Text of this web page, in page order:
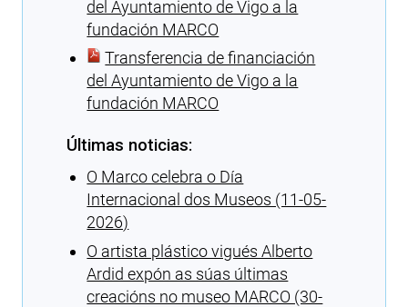
del Ayuntamiento de Vigo a la
fundación MARCO
Transferencia de financiación
del Ayuntamiento de Vigo a la
fundación MARCO
Últimas noticias:
O Marco celebra o Día
Internacional dos Museos (11-05-
2026)
O artista plástico vigués Alberto
Ardid expón as súas últimas
creacións no museo MARCO (30-